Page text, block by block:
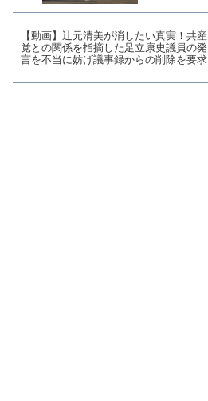
【動画】辻元清美が消したい真実！共産
党との関係を指摘した足立康史議員の発
言を不当に妨げ議事録からの削除を要求